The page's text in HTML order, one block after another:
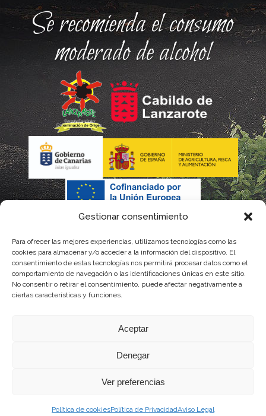
Gestionar consentimiento
Para ofrecer las mejores experiencias, utilizamos tecnologías como las
cookies para almacenar y/o acceder a la información del dispositivo. El
consentimiento de estas tecnologías nos permitirá procesar datos como el
comportamiento de navegación o las identificaciones únicas en este sitio.
No consentir o retirar el consentimiento, puede afectar negativamente a
ciertas características y funciones.
Aceptar
Denegar
Ver preferencias
Política de cookiesPolítica de PrivacidadAviso Legal
Se recomienda el consumo
moderado de alcohol
La gestión de la DOP Lanzarote realizada por este Consejo Regulador es financiada,
con fondos provenientes del presupuesto de gastos del Instituto Canario de
Calidad Agroalimentaria